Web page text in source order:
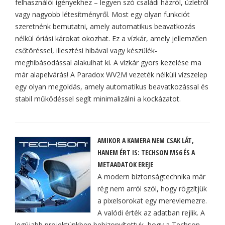
felhasználói igényekhez – legyen szó családi házról, üzletről
vagy nagyobb létesítményről. Most egy olyan funkciót
szeretnénk bemutatni, amely automatikus beavatkozás
nélkül óriási károkat okozhat. Ez a vízkár, amely jellemzően
csőtöréssel, illesztési hibával vagy készülék-
meghibásodással alakulhat ki. A vízkár gyors kezelése ma
már alapelvárás! A Paradox WV2M vezeték nélküli vízszelep
egy olyan megoldás, amely automatikus beavatkozással és
stabil működéssel segít minimalizálni a kockázatot.
AMIKOR A KAMERA NEM CSAK LÁT,
HANEM ÉRT IS: TECHSON MS6 ÉS A
METAADATOK EREJE
A modern biztonságtechnika már
rég nem arról szól, hogy rögzítjük
a pixelsorokat egy merevlemezre.
A valódi érték az adatban rejlik. A